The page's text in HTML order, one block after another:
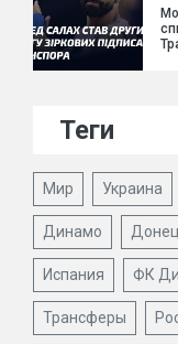
Теги
Мир Украина
Динамо
Испания ФК
Трансферы